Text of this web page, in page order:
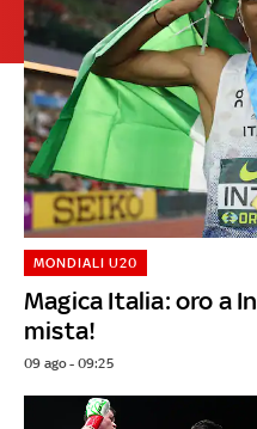
Magica Italia: oro a
mista!
MONDIALI U20
09 ago - 09:25